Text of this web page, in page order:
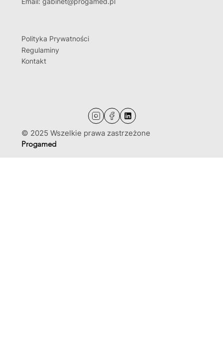
© 2025 Wszelkie prawa zastrzeżone
Progamed
Polityka Prywatności
Regulaminy
Kontakt